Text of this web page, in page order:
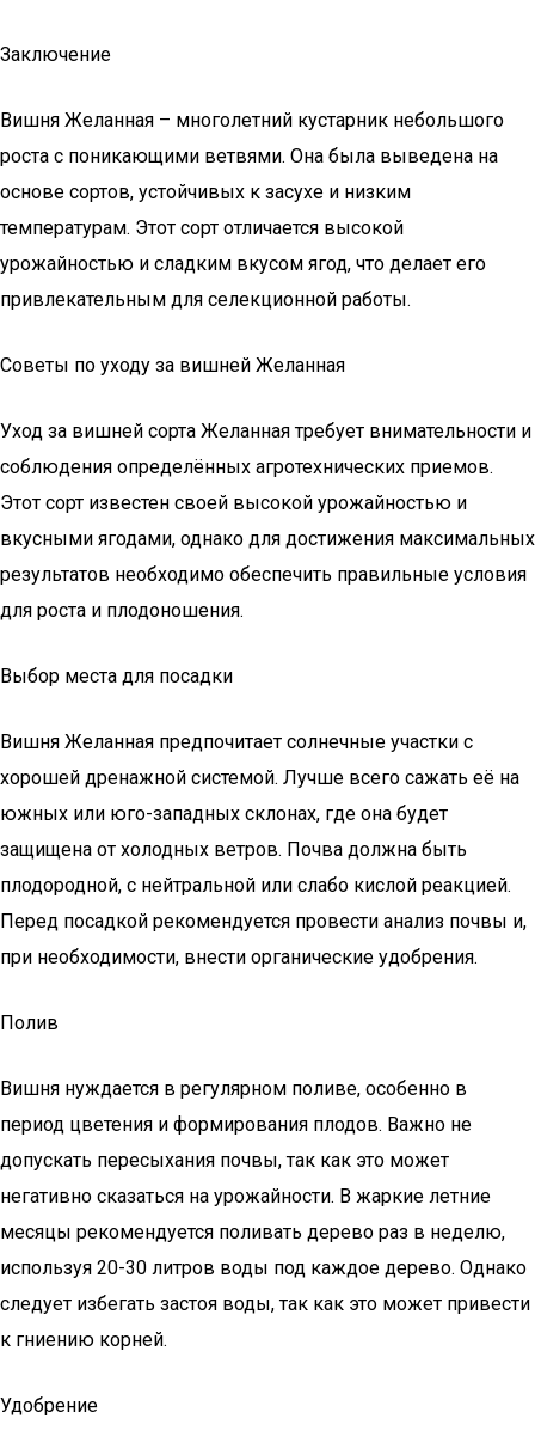
Заключение
Вишня Желанная – многолетний кустарник небольшого
роста с поникающими ветвями. Она была выведена на
основе сортов, устойчивых к засухе и низким
температурам. Этот сорт отличается высокой
урожайностью и сладким вкусом ягод, что делает его
привлекательным для селекционной работы.
Советы по уходу за вишней Желанная
Уход за вишней сорта Желанная требует внимательности и
соблюдения определённых агротехнических приемов.
Этот сорт известен своей высокой урожайностью и
вкусными ягодами, однако для достижения максимальных
результатов необходимо обеспечить правильные условия
для роста и плодоношения.
Выбор места для посадки
Вишня Желанная предпочитает солнечные участки с
хорошей дренажной системой. Лучше всего сажать её на
южных или юго-западных склонах, где она будет
защищена от холодных ветров. Почва должна быть
плодородной, с нейтральной или слабо кислой реакцией.
Перед посадкой рекомендуется провести анализ почвы и,
при необходимости, внести органические удобрения.
Полив
Вишня нуждается в регулярном поливе, особенно в
период цветения и формирования плодов. Важно не
допускать пересыхания почвы, так как это может
негативно сказаться на урожайности. В жаркие летние
месяцы рекомендуется поливать дерево раз в неделю,
используя 20-30 литров воды под каждое дерево. Однако
следует избегать застоя воды, так как это может привести
к гниению корней.
Удобрение